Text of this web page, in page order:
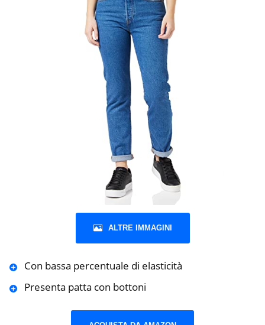
ALTRE IMMAGINI
Con bassa percentuale di elasticità
Presenta patta con bottoni